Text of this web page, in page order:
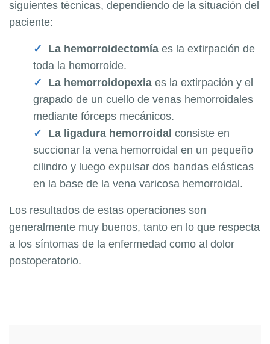
siguientes técnicas, dependiendo de la situación del
paciente:
La hemorroidectomía es la extirpación de
toda la hemorroide.
La hemorroidopexia es la extirpación y el
grapado de un cuello de venas hemorroidales
mediante fórceps mecánicos.
La ligadura hemorroidal consiste en
succionar la vena hemorroidal en un pequeño
cilindro y luego expulsar dos bandas elásticas
en la base de la vena varicosa hemorroidal.
Los resultados de estas operaciones son
generalmente muy buenos, tanto en lo que respecta
a los síntomas de la enfermedad como al dolor
postoperatorio.